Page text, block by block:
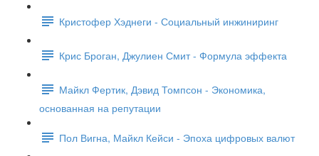
Кристофер Хэднеги - Социальный инжиниринг
Крис Броган, Джулиен Смит - Формула эффекта
Майкл Фертик, Дэвид Томпсон - Экономика,
основанная на репутации
Пол Вигна, Майкл Кейси - Эпоха цифровых валют